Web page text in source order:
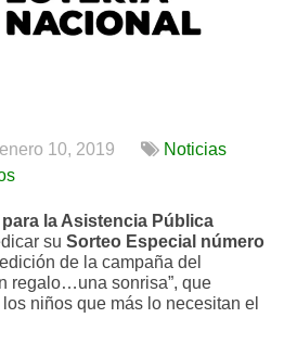
enero 10, 2019
Noticias
la Asistencia Pública
suSorteo Especial número
de la campaña del
regalo…una sonrisa”, que
niños que más lo necesitan el